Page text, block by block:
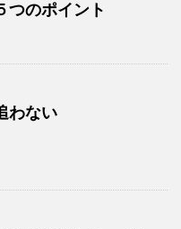
つのポイント
わない